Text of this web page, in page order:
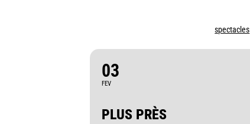
spectacles
03
FEV
PLUS PRÈS